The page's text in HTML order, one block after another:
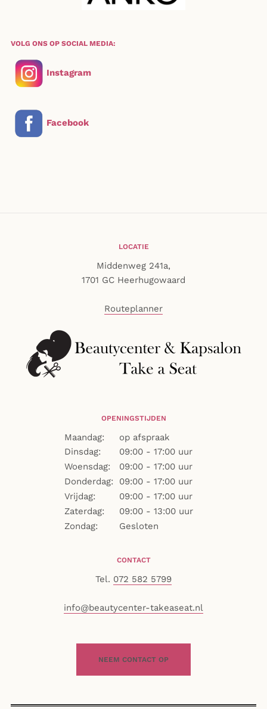
VOLG ONS OP SOCIAL MEDIA:
Instagram
Facebook
LOCATIE
Middenweg 241a,
1701 GC Heerhugowaard
Routeplanner
OPENINGSTIJDEN
Maandag:
op afspraak
Dinsdag:
09:00 - 17:00 uur
Woensdag:
09:00 - 17:00 uur
Donderdag:
09:00 - 17:00 uur
Vrijdag:
09:00 - 17:00 uur
Zaterdag:
09:00 - 13:00 uur
Zondag:
Gesloten
CONTACT
Tel. 072 582 5799
info@beautycenter-takeaseat.nl
NEEM CONTACT OP